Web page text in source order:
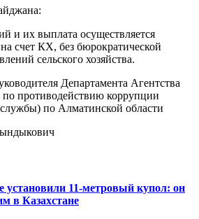
и их выплата осуществляется
счет КХ, без бюрократической
сельского хозяйства.
Департамента Агентства
по противодействию коррупции
по Алматинской области
установили 11-метровый купол: он
в Казахстане